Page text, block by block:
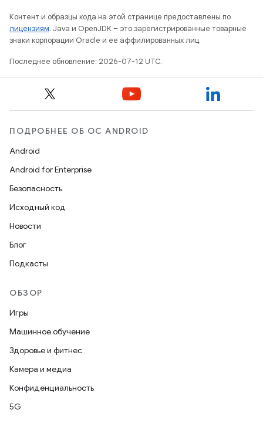
Контент и образцы кода на этой странице предоставлены по
лицензиям. Java и OpenJDK – это зарегистрированные товарные
знаки корпорации Oracle и ее аффилированных лиц.
Последнее обновление: 2026-07-12 UTC.
ПОДРОБНЕЕ ОБ ОС ANDROID
Android
Android for Enterprise
Безопасность
Исходный код
Новости
Блог
Подкасты
ОБЗОР
Игры
Машинное обучение
Здоровье и фитнес
Камера и медиа
Конфиденциальность
5G